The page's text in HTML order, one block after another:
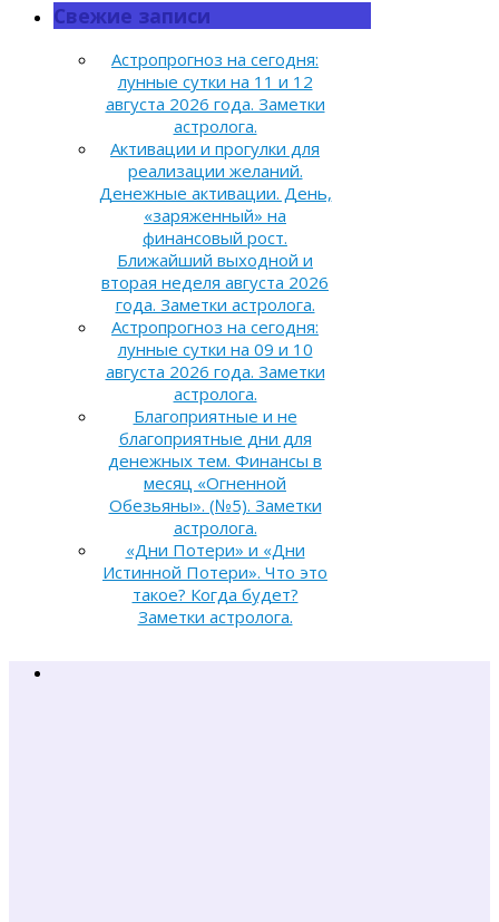
Свежие записи
Астропрогноз на сегодня:
лунные сутки на 11 и 12
августа 2026 года. Заметки
астролога.
Активации и прогулки для
реализации желаний.
Денежные активации. День,
«заряженный» на
финансовый рост.
Ближайший выходной и
вторая неделя августа 2026
года. Заметки астролога.
Астропрогноз на сегодня:
лунные сутки на 09 и 10
августа 2026 года. Заметки
астролога.
Благоприятные и не
благоприятные дни для
денежных тем. Финансы в
месяц «Огненной
Обезьяны». (№5). Заметки
астролога.
«Дни Потери» и «Дни
Истинной Потери». Что это
такое? Когда будет?
Заметки астролога.